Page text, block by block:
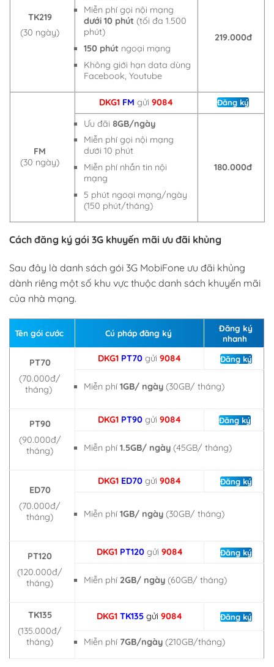
TK219
(30 ngày)
Miễn phí gọi nội mạng
dưới 10 phút (tối đa 1.500
phút)
150 phút ngoại mạng
Không giới hạn data dùng
Facebook, Youtube
219.000đ
FM
(30 ngày)
DKG1 FM gửi 9084 Đăng ký
Ưu đãi 8GB/ngày
Miễn phí gọi nội mạng
dưới 10 phút
Miễn phí nhắn tin nội
mạng
5 phút ngoại mạng/ngày
(150 phút/tháng)
180.000đ
Cách đăng ký gói 3G khuyến mãi ưu đãi khủng
Sau đây là danh sách gói 3G MobiFone ưu đãi khủng
dành riêng một số khu vực thuộc danh sách khuyến mãi
của nhà mạng.
Tên gói cước Cú pháp đăng ký
Đăng ký
nhanh
PT70
(70.000đ/
tháng)
DKG1 PT70 gửi 9084 Đăng ký
Miễn phí1GB/ ngày (30GB/ tháng)
PT90
(90.000đ/
tháng)
DKG1 PT90 gửi 9084 Đăng ký
Miễn phí1.5GB/ ngày (45GB/ tháng)
ED70
(70.000đ/
tháng)
DKG1 ED70 gửi 9084 Đăng ký
Miễn phí1GB/ ngày (30GB/ tháng)
PT120
(120.000đ/
tháng)
DKG1 PT120gửi 9084 Đăng ký
Miễn phí2GB/ ngày (60GB/ tháng)
TK135
(135.000đ/
tháng)
DKG1 TK135 gửi 9084 Đăng ký
Miễn phí 7GB/ngày (210GB/tháng)